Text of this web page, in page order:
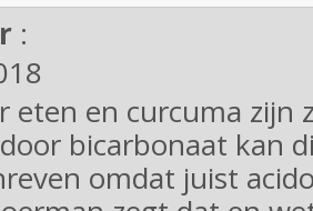
:
eten en curcuma zijn
bicarbonaat kan
omdat juist